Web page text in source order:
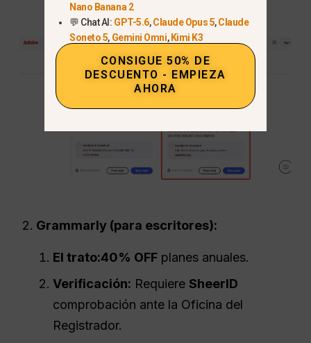
Grammarly (para escritores):
El trato:40% OFF planes anuales.
Verificación: RequiereSheerID
comprobación ante la Oficina del
Registrador.
Nano Banana 2
💬 Chat AI: GPT-5.6,Claude Opus 5,Claude
Soneto 5, Gemini Omni, Kimi K3
CONSIGUE 50% DE
DESCUENTO - EMPIEZA
AHORA